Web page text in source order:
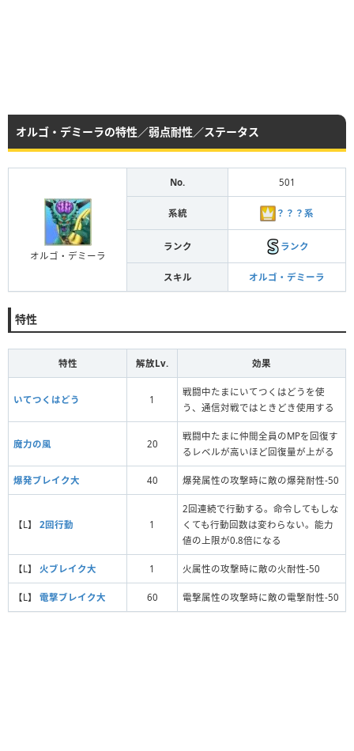
オルゴ・デミーラの特性／弱点耐性／ステータス
オルゴ・デミーラ
No. 501
系統 ？？？系
ランク ランク
スキル オルゴ・デミーラ
特性
特性 解放Lv. 効果
いてつくはどう 1
戦闘中たまにいてつくはどうを使
う、通信対戦ではときどき使用する
魔力の風 20
戦闘中たまに仲間全員のMPを回復す
るレベルが高いほど回復量が上がる
爆発ブレイク大 40 爆発属性の攻撃時に敵の爆発耐性-50
【L】 2回行動 1
2回連続で行動する。命令してもしな
くても行動回数は変わらない。能力
値の上限が0.8倍になる
【L】 火ブレイク大 1 火属性の攻撃時に敵の火耐性-50
【L】 電撃ブレイク大 60 電撃属性の攻撃時に敵の電撃耐性-50